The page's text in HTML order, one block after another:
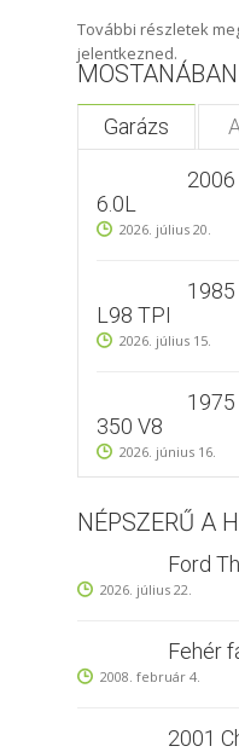
További részletek
jelentkezned.
Garázs
6.0L
2026. július 20.
L98 TPI
2026. július 15.
350 V8
2026. június 16.
NÉPSZERŰ A
Ford
2026. július 22.
Fehér
2008. február 4.
2001